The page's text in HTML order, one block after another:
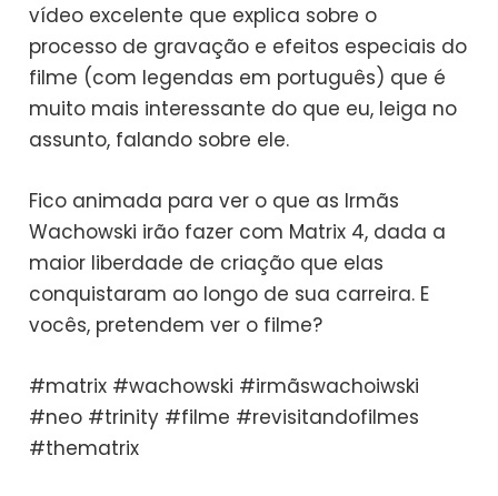
vídeo excelente que explica sobre o
processo de gravação e efeitos especiais do
filme (com legendas em português) que é
muito mais interessante do que eu, leiga no
assunto, falando sobre ele.
Fico animada para ver o que as Irmãs
Wachowski irão fazer com Matrix 4, dada a
maior liberdade de criação que elas
conquistaram ao longo de sua carreira. E
vocês, pretendem ver o filme?
#matrix #wachowski #irmãswachoiwski
#neo #trinity #filme #revisitandofilmes
#thematrix